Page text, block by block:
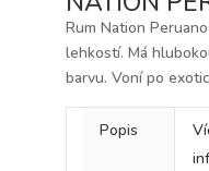
Rum Nation
lehkostí. Má
barvu. Voní po
Popis